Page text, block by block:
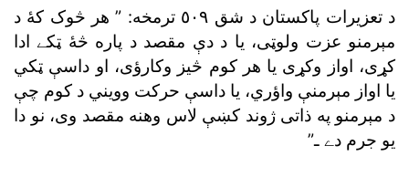
د تعزيرات پاکستان د شق ٥٠٩ ترمخه: ” هر څوک کۀ د
مېرمنو عزت ولوټى، يا د دې مقصد د پاره څۀ ټکے ادا
کړى، اواز وکړى يا هر کوم څيز وکارؤى، او داسې ټکي
يا اواز مېرمنې واؤري، يا داسې حرکت وويني د کوم چې
د مېرمنو په ذاتى ژوند کښې لاس وهنه مقصد وى، نو دا
يو جرم دے ـ”